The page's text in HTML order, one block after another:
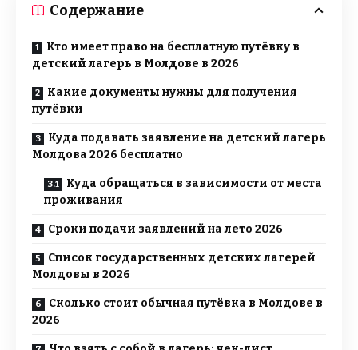
Содержание
Кто имеет право на бесплатную путёвку в
детский лагерь в Молдове в 2026
Какие документы нужны для получения
путёвки
Куда подавать заявление на детский лагерь
Молдова 2026 бесплатно
Куда обращаться в зависимости от места
проживания
Сроки подачи заявлений на лето 2026
Список государственных детских лагерей
Молдовы в 2026
Сколько стоит обычная путёвка в Молдове в
2026